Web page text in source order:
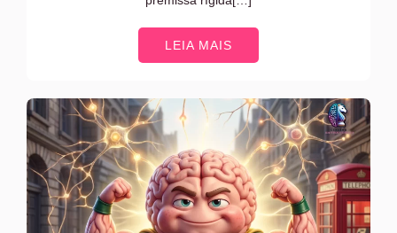
LEIA MAIS